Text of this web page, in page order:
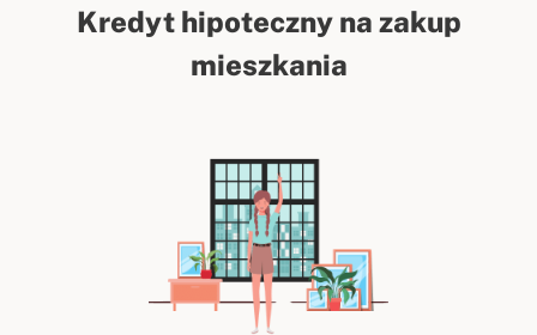
Kredyt hipoteczny na zakup
mieszkania